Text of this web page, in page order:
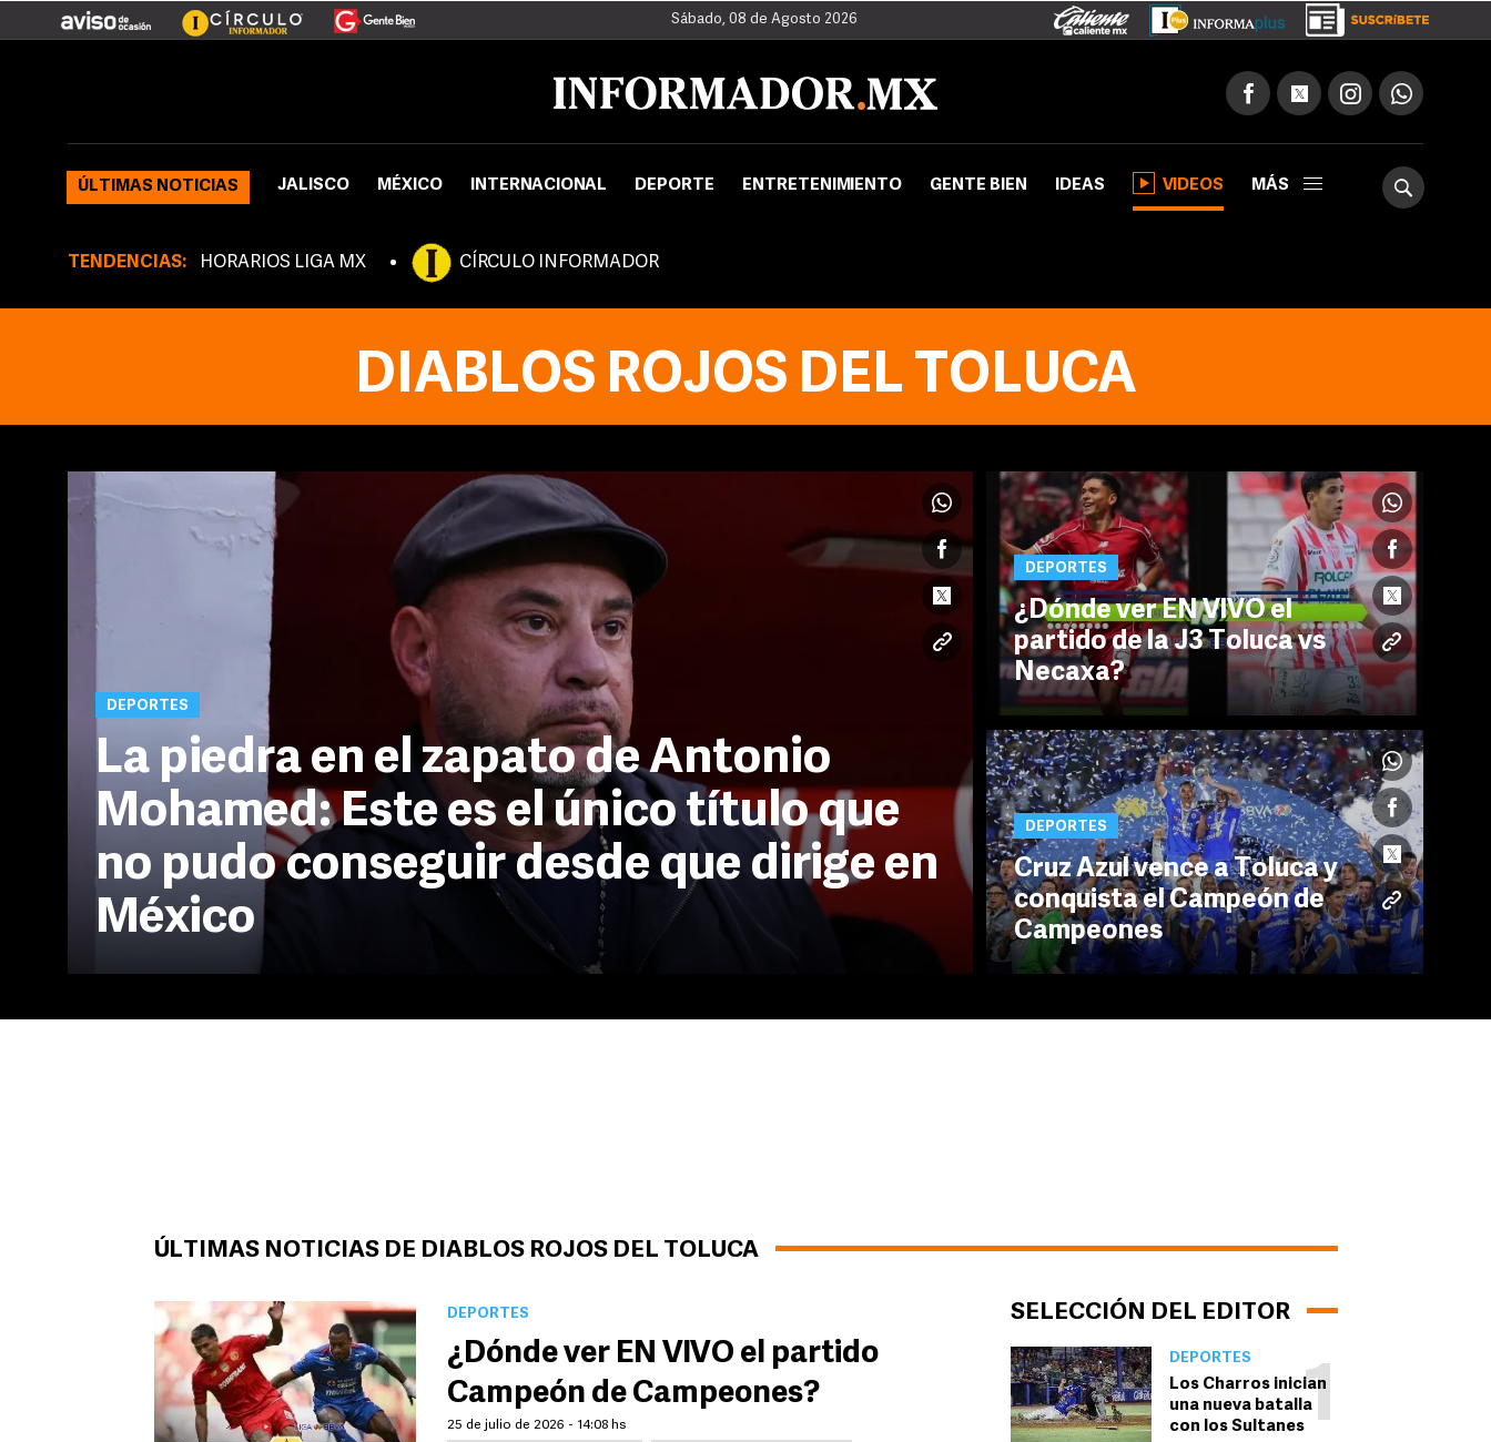
Sábado, 08 de Agosto 2026
ÚLTIMAS NOTICIAS JALISCO MÉXICO INTERNACIONAL DEPORTE ENTRETENIMIENTO GENTE BIEN IDEAS VIDEOS MÁS
TENDENCIAS: HORARIOS LIGA MX CÍRCULO INFORMADOR
DIABLOS ROJOS DEL TOLUCA
DEPORTES
La piedra en el zapato de Antonio
Mohamed: Este es el único título que
no pudo conseguir desde que dirige en
México
DEPORTES
¿Dónde ver EN VIVO el
partido de la J3 Toluca vs
Necaxa?
DEPORTES
Cruz Azul vence a Toluca y
conquista el Campeón de
Campeones
ÚLTIMAS NOTICIAS DE DIABLOS ROJOS DEL TOLUCA
SELECCIÓN DEL EDITOR
1
DEPORTES
Los Charros inician
una nueva batalla
con los Sultanes
DEPORTES
¿Dónde ver EN VIVO el partido
Campeón de Campeones?
25 de julio de 2026 - 14:08 hs